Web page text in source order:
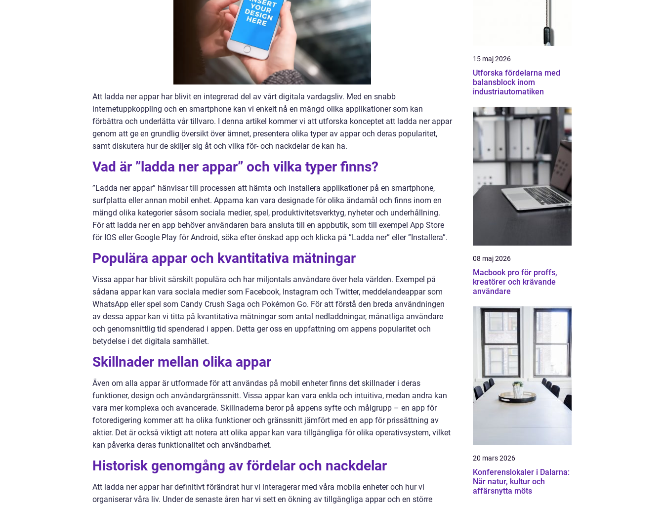
Att ladda ner appar har blivit en integrerad del av vårt digitala vardagsliv. Med en snabb
internetuppkoppling och en smartphone kan vi enkelt nå en mängd olika applikationer som kan
förbättra och underlätta vår tillvaro. I denna artikel kommer vi att utforska konceptet att ladda ner appar
genom att ge en grundlig översikt över ämnet, presentera olika typer av appar och deras popularitet,
samt diskutera hur de skiljer sig åt och vilka för- och nackdelar de kan ha.
Vad är ”ladda ner appar” och vilka typer finns?
”Ladda ner appar” hänvisar till processen att hämta och installera applikationer på en smartphone,
surfplatta eller annan mobil enhet. Apparna kan vara designade för olika ändamål och finns inom en
mängd olika kategorier såsom sociala medier, spel, produktivitetsverktyg, nyheter och underhållning.
För att ladda ner en app behöver användaren bara ansluta till en appbutik, som till exempel App Store
för IOS eller Google Play för Android, söka efter önskad app och klicka på ”Ladda ner” eller ”Installera”.
Populära appar och kvantitativa mätningar
Vissa appar har blivit särskilt populära och har miljontals användare över hela världen. Exempel på
sådana appar kan vara sociala medier som Facebook, Instagram och Twitter, meddelandeappar som
WhatsApp eller spel som Candy Crush Saga och Pokémon Go. För att förstå den breda användningen
av dessa appar kan vi titta på kvantitativa mätningar som antal nedladdningar, månatliga användare
och genomsnittlig tid spenderad i appen. Detta ger oss en uppfattning om appens popularitet och
betydelse i det digitala samhället.
Skillnader mellan olika appar
Även om alla appar är utformade för att användas på mobil enheter finns det skillnader i deras
funktioner, design och användargränssnitt. Vissa appar kan vara enkla och intuitiva, medan andra kan
vara mer komplexa och avancerade. Skillnaderna beror på appens syfte och målgrupp – en app för
fotoredigering kommer att ha olika funktioner och gränssnitt jämfört med en app för prissättning av
aktier. Det är också viktigt att notera att olika appar kan vara tillgängliga för olika operativsystem, vilket
kan påverka deras funktionalitet och användbarhet.
Historisk genomgång av fördelar och nackdelar
Att ladda ner appar har definitivt förändrat hur vi interagerar med våra mobila enheter och hur vi
organiserar våra liv. Under de senaste åren har vi sett en ökning av tillgängliga appar och en större
15 maj 2026
Utforska fördelarna med
balansblock inom
industriautomatiken
08 maj 2026
Macbook pro för proffs,
kreatörer och krävande
användare
20 mars 2026
Konferenslokaler i Dalarna:
När natur, kultur och
affärsnytta möts